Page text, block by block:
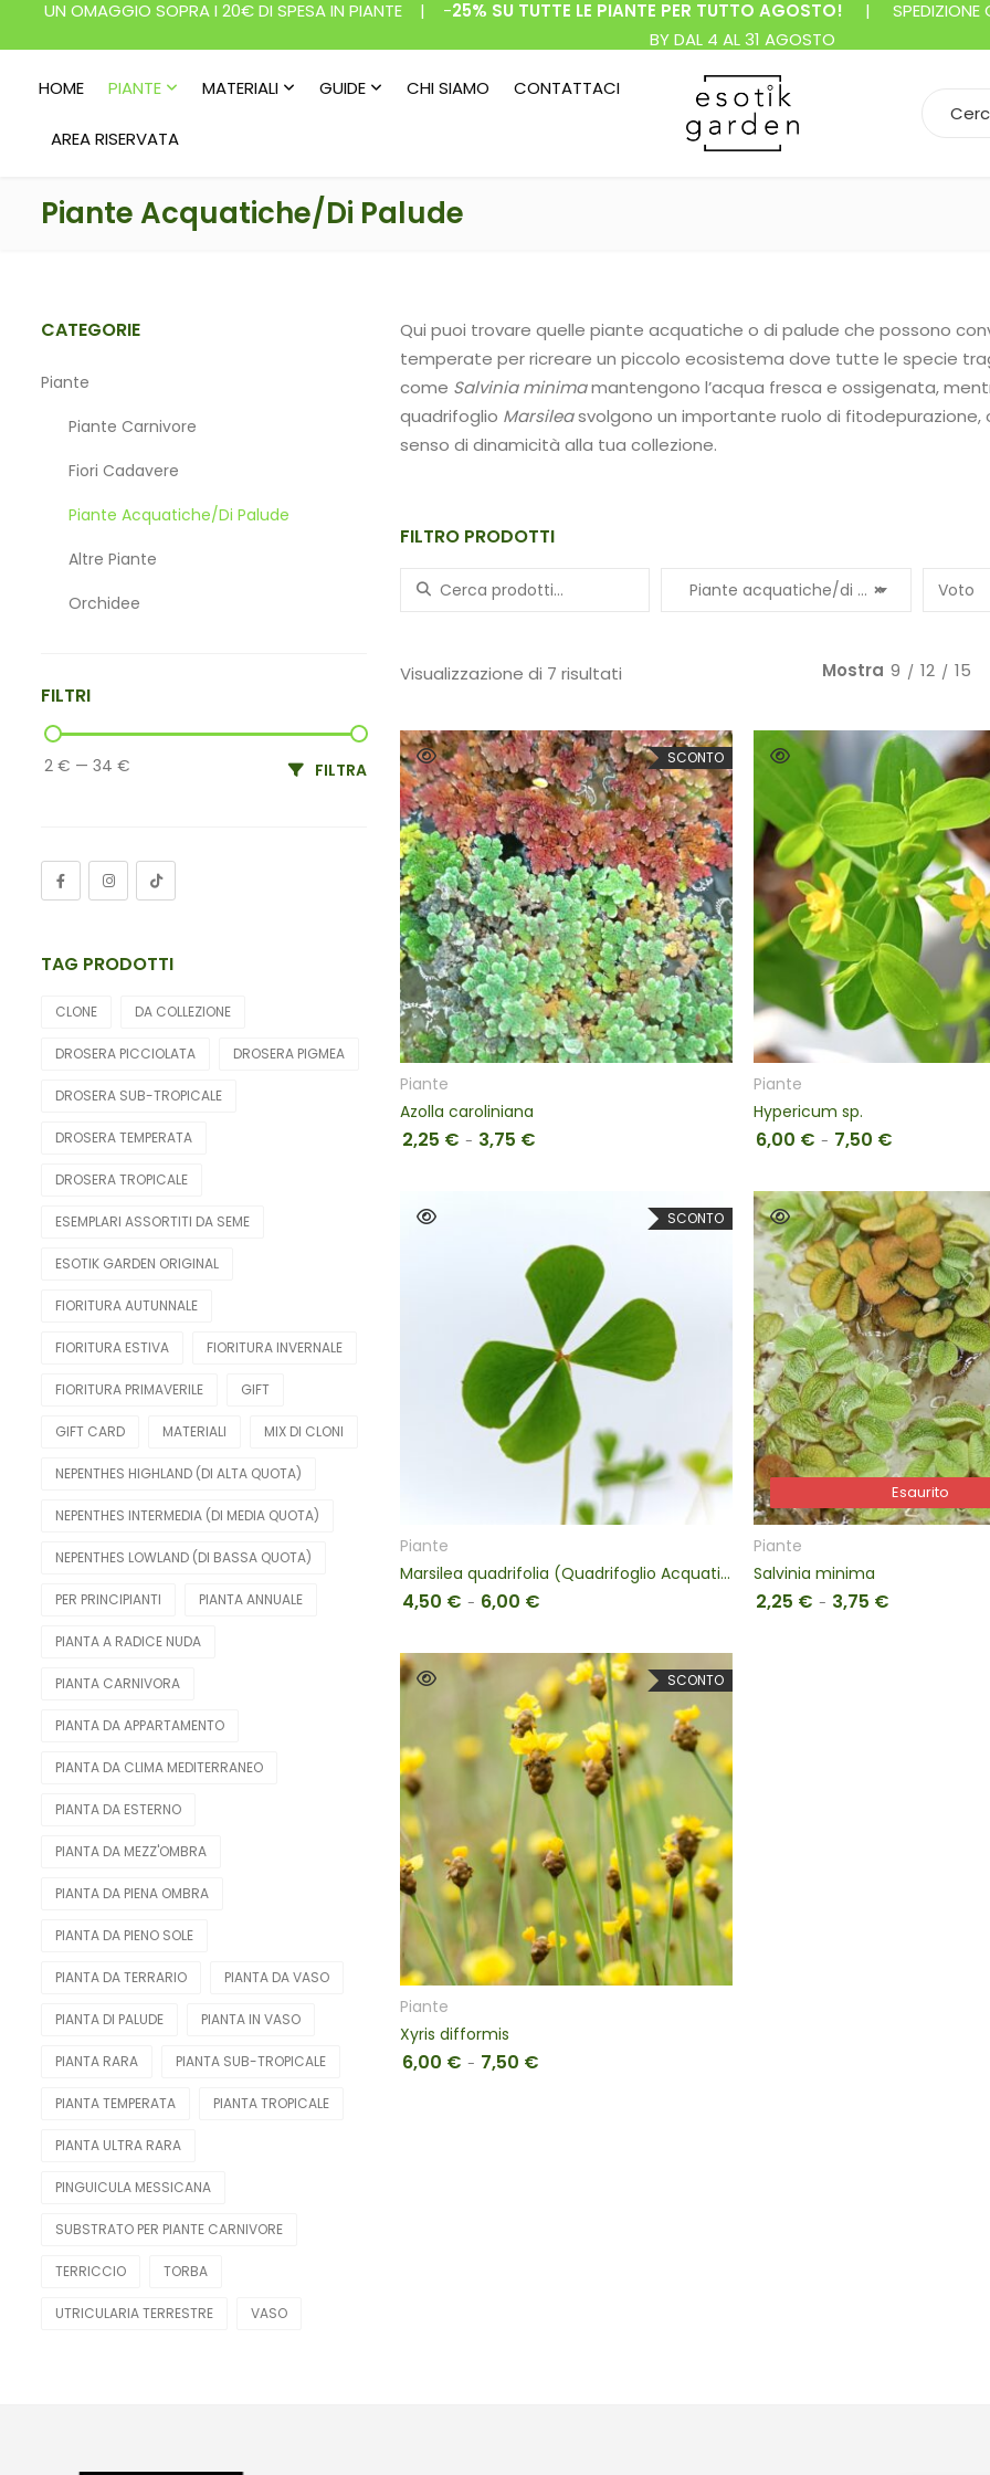
UN OMAGGIO SOPRA I 20€ DI SPESA IN PIANTE | -25% SU TUTTE LE PIANTE PER TUTTO AGOSTO! | SPEDIZIONE
BY DAL 4 AL 31 AGOSTO
HOME PIANTE MATERIALI GUIDE CHI SIAMO CONTATTACI
AREA RISERVATA
Piante Acquatiche/di Palude
Qui puoi trovare quelle piante acquatiche o di palude che possono
temperate per ricreare un piccolo ecosistema dove tutte le specie
come Salvinia minimamantengono l’acqua fresca e ossigenata,
quadrifoglio Marsileasvolgono un importante ruolo di
senso di dinamicità alla tua collezione.
FILTRO PRODOTTI
Search for: ×
Piante acquatiche/di palude Voto
Visualizzazione di 7 risultati Mostra 9 12 15
SCONTO
SCEGLI
Piante
Azolla caroliniana
2,25 € - 3,75 € Fascia di prezzo: da 2,25 € a 3,75 €
SCEGLI
Piante
Hypericum sp.
6,00 € - 7,50 € Fascia di
SCONTO
Piante
Marsilea quadrifolia (Quadrifoglio Acquatico)
4,50 € - 6,00 € Fascia di prezzo: da 4,50 € a 6,00 €
Esaurito
Esaurito
Piante
Salvinia minima
2,25 € - 3,75 € Fascia di
SCONTO
SCEGLI
Piante
Xyris difformis
6,00 € - 7,50 €
CATEGORIE
Piante
Piante Carnivore
Fiori Cadavere
Piante Acquatiche/di Palude
Altre Piante
Orchidee
FILTRI
2 € — 34 € FILTRA
TAG PRODOTTI
CLONE DA COLLEZIONE
DROSERA PICCIOLATA DROSERA PIGMEA
DROSERA SUB-TROPICALE
DROSERA TEMPERATA
DROSERA TROPICALE
ESEMPLARI ASSORTITI DA SEME
ESOTIK GARDEN ORIGINAL
FIORITURA AUTUNNALE
FIORITURA ESTIVA FIORITURA INVERNALE
FIORITURA PRIMAVERILE GIFT
GIFT CARD MATERIALI MIX DI CLONI
NEPENTHES HIGHLAND (DI ALTA QUOTA)
NEPENTHES INTERMEDIA (DI MEDIA QUOTA)
NEPENTHES LOWLAND (DI BASSA QUOTA)
PER PRINCIPIANTI PIANTA ANNUALE
PIANTA A RADICE NUDA
PIANTA CARNIVORA
PIANTA DA APPARTAMENTO
PIANTA DA CLIMA MEDITERRANEO
PIANTA DA ESTERNO
PIANTA DA MEZZ'OMBRA
PIANTA DA PIENA OMBRA
PIANTA DA PIENO SOLE
PIANTA DA TERRARIO PIANTA DA VASO
PIANTA DI PALUDE PIANTA IN VASO
PIANTA RARA PIANTA SUB-TROPICALE
PIANTA TEMPERATA PIANTA TROPICALE
PIANTA ULTRA RARA
PINGUICULA MESSICANA
SUBSTRATO PER PIANTE CARNIVORE
TERRICCIO TORBA
UTRICULARIA TERRESTRE VASO